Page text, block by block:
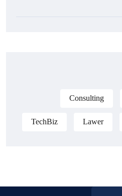
Consulting
Lawer
TechBiz